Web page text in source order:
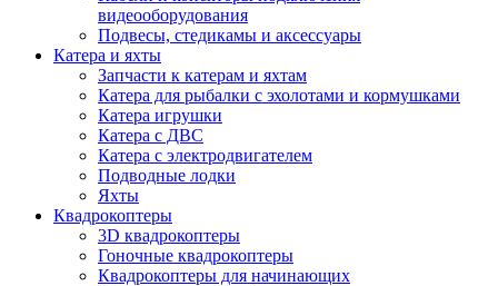
видеооборудования
Подвесы, стедикамы и аксессуары
Катера и яхты
Запчасти к катерам и яхтам
Катера для рыбалки с эхолотами и кормушками
Катера игрушки
Катера с ДВС
Катера с электродвигателем
Подводные лодки
Яхты
Квадрокоптеры
3D квадрокоптеры
Гоночные квадрокоптеры
Квадрокоптеры для начинающих